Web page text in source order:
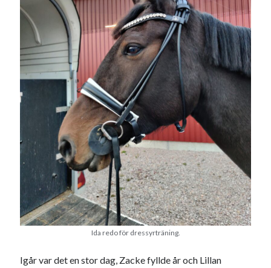
Ida redo för dressyrträning.
Igår var det en stor dag, Zacke fyllde år och Lillan